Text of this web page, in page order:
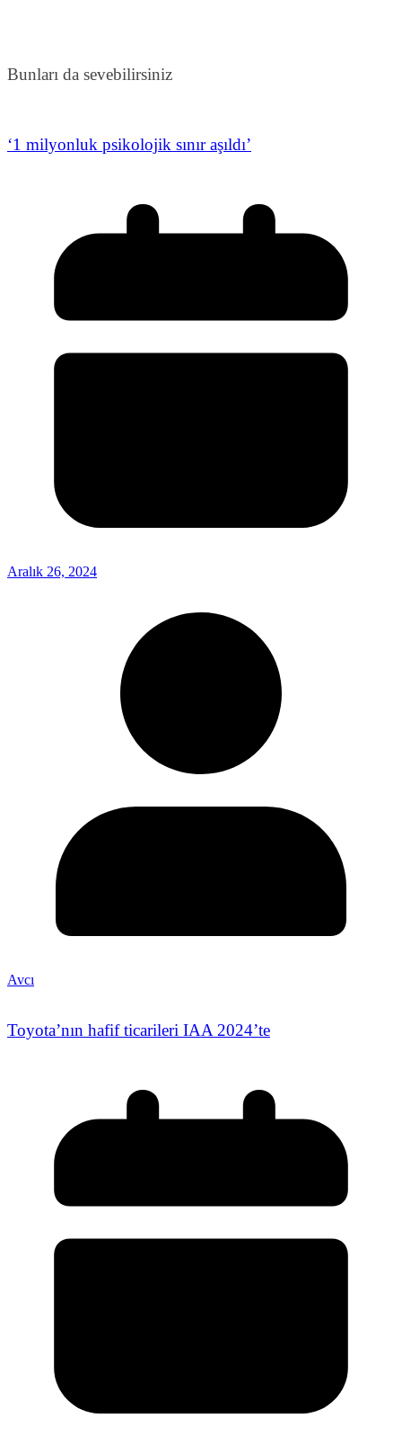
Bunları da sevebilirsiniz
‘1 milyonluk psikolojik sınır aşıldı’
Aralık 26, 2024
Avcı
Toyota’nın hafif ticarileri IAA 2024’te